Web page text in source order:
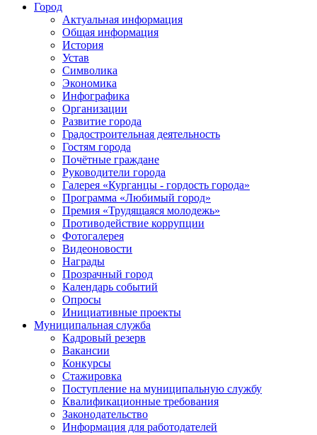
Город
Актуальная информация
Общая информация
История
Устав
Символика
Экономика
Инфографика
Организации
Развитие города
Градостроительная деятельность
Гостям города
Почётные граждане
Руководители города
Галерея «Курганцы - гордость города»
Программа «Любимый город»
Премия «Трудящаяся молодежь»
Противодействие коррупции
Фотогалерея
Видеоновости
Награды
Прозрачный город
Календарь событий
Опросы
Инициативные проекты
Муниципальная служба
Кадровый резерв
Вакансии
Конкурсы
Стажировка
Поступление на муниципальную службу
Квалификационные требования
Законодательство
Информация для работодателей